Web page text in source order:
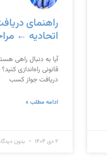
راهنمای
اتحادیه ←
آیا به دنبال راهی
قانونی راه‌اندازی
دریافت جواز کسب
ادامه مطلب »
۲ دی ۱۴۰۴ بدون